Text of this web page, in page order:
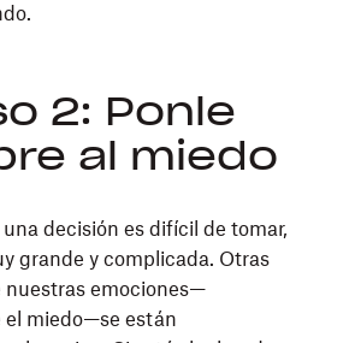
2: Ponle
al miedo
decisión es difícil de tomar,
grande y complicada. Otras
nuestras emociones—
miedo—se están